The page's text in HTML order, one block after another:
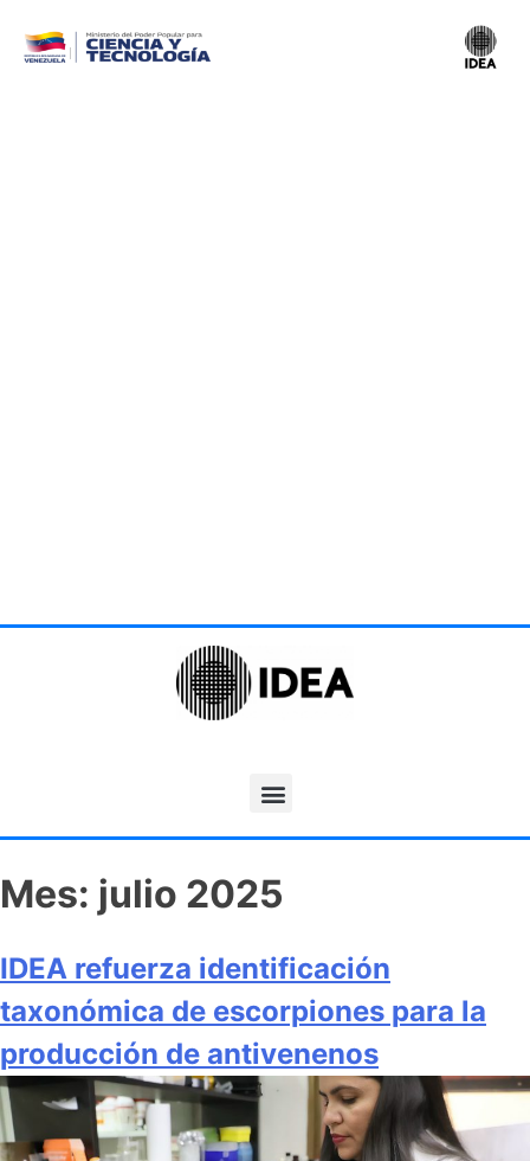
Mes: julio 2025
IDEA refuerza identificación
taxonómica de escorpiones para la
producción de antivenenos